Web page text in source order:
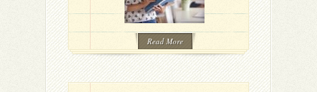
Read More